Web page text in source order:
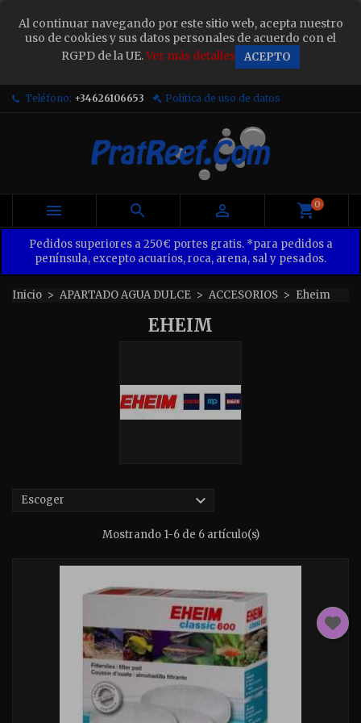
Al continuar navegando por este sitio web, acepta nuestro
uso de cookies y sus datos personales de acuerdo con el
RGPD de la UE.Ver más detalles ACEPTO
Teléfono: +34626106653 Política de uso de datos
   0
Pedidos superiores a 250€ portes gratis. *para pedidos a
península, excepto acuarios, roca, arena, sal y pesados.
Inicio APARTADO AGUA DULCE ACCESORIOS Eheim
EHEIM
Escoger 
Mostrando 1-6 de 6 artículo(s)
Sign in ×
You need to be logged in to save products in your
wish list.